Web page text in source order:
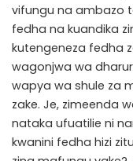
vifungu na ambazo
fedha na kuandika
kutengeneza fedha
wagonjwa wa
wapya wa shule za
zake. Je, zimeenda
nataka ufuatilie ni
kwanini fedha hizi